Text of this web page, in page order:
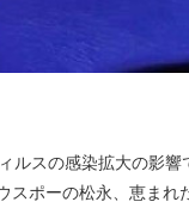
スの感染拡大の影
ポーの松永、恵ま